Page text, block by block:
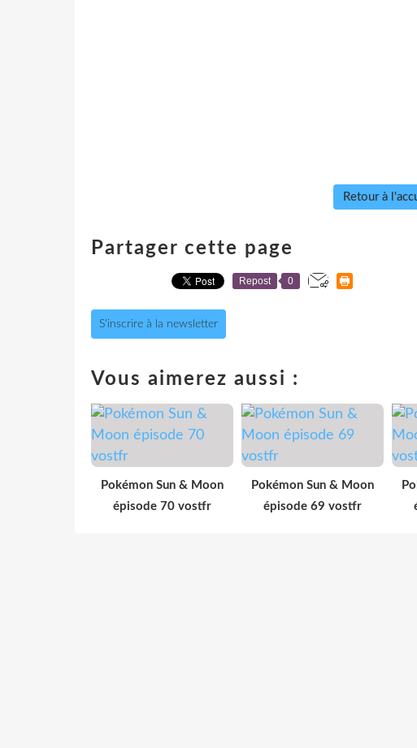
Retour à
Partager cette page
Repost 0
S'inscrire à la newsletter
Vous aimerez aussi :
Pokémon Sun & Moon
épisode 70 vostfr
Pokémon Sun & Moon
épisode 69 vostfr